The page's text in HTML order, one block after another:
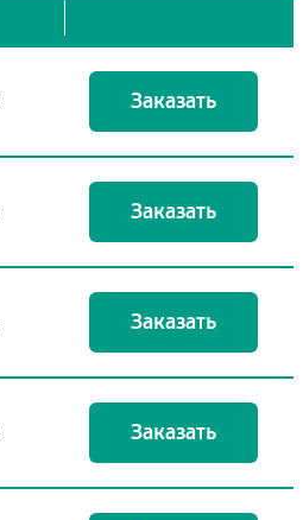
Заказать
Заказать
Заказать
Заказать